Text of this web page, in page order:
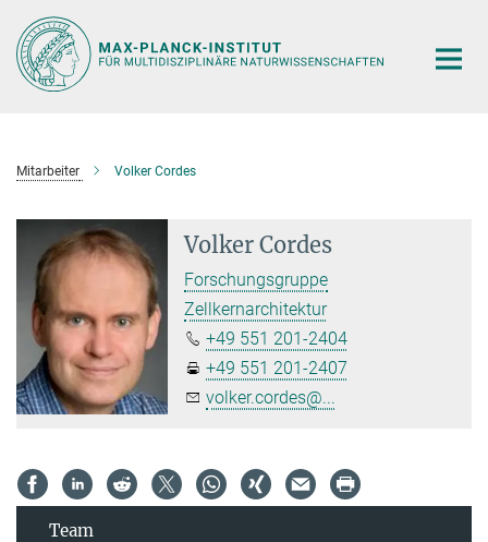
Hauptinhalt
Mitarbeiter Volker Cordes
Volker Cordes
Forschungsgruppe
Zellkernarchitektur
+49 551 201-2404
+49 551 201-2407
volker.cordes@...
Team